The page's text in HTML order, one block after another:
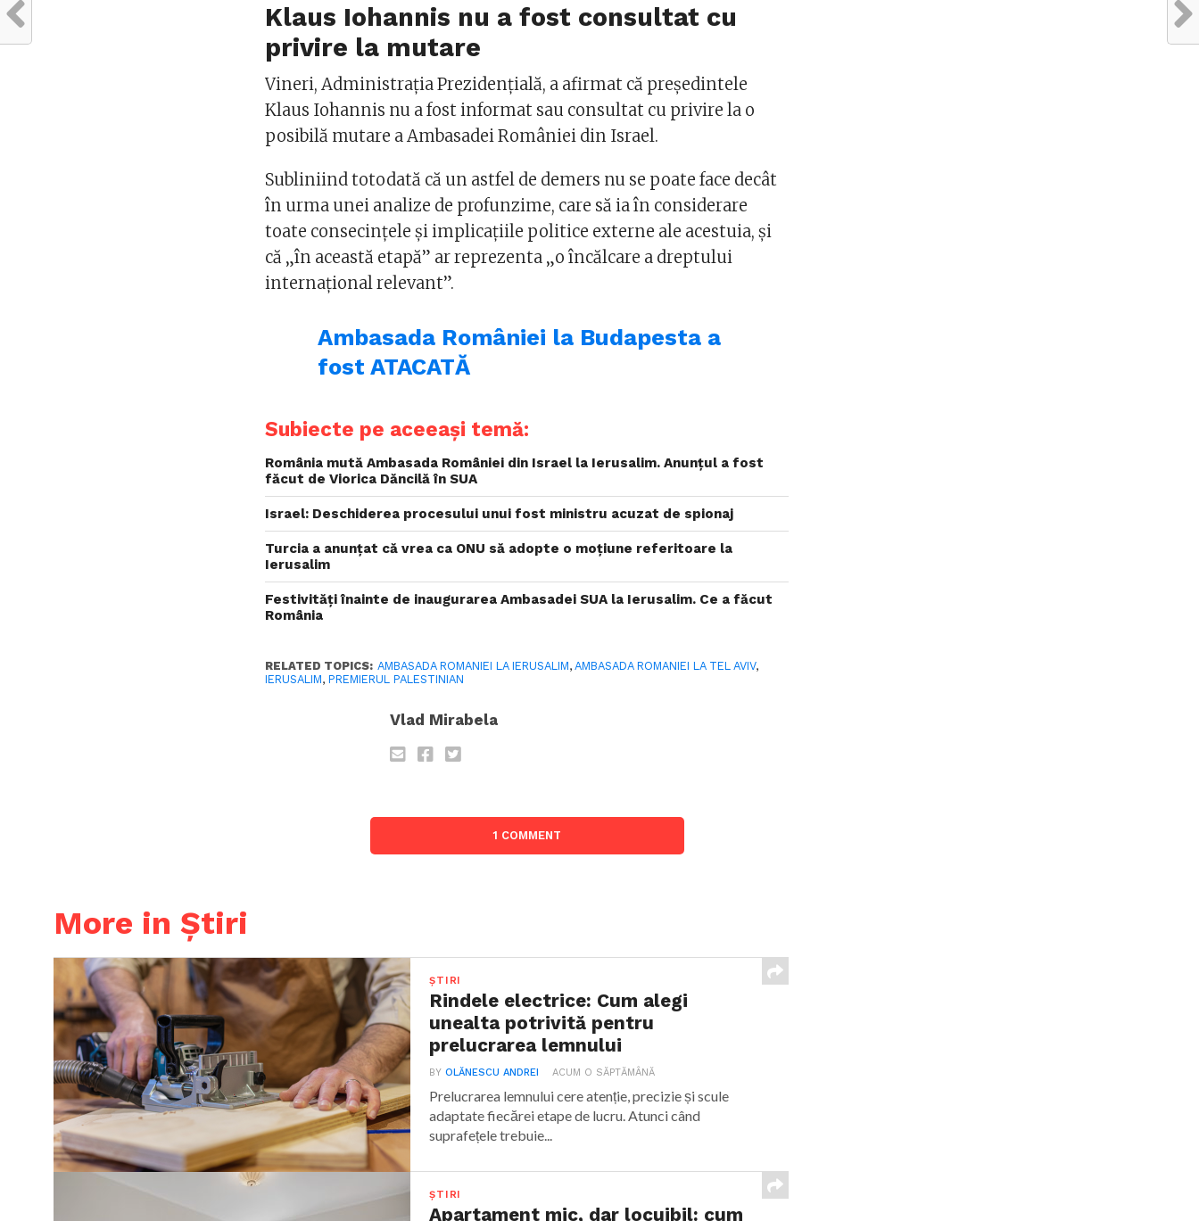
Klaus Iohannis nu a fost consultat cu
privire la mutare
Vineri, Administraţia Prezidenţială, a afirmat că preşedintele
Klaus Iohannis nu a fost informat sau consultat cu privire la o
posibilă mutare a Ambasadei României din Israel.
Subliniind totodată că un astfel de demers nu se poate face decât
în urma unei analize de profunzime, care să ia în considerare
toate consecinţele şi implicaţiile politice externe ale acestuia, şi
că „în această etapă” ar reprezenta „o încălcare a dreptului
internaţional relevant”.
Ambasada României la Budapesta a
fost ATACATĂ
Subiecte pe aceeași temă:
România mută Ambasada României din Israel la Ierusalim. Anunțul a fost
făcut de Viorica Dăncilă în SUA
Israel: Deschiderea procesului unui fost ministru acuzat de spionaj
Turcia a anunțat că vrea ca ONU să adopte o moțiune referitoare la
Ierusalim
Festivități înainte de inaugurarea Ambasadei SUA la Ierusalim. Ce a făcut
România
RELATED TOPICS: AMBASADA ROMANIEI LA IERUSALIM,AMBASADA ROMANIEI LA TEL AVIV,
IERUSALIM,PREMIERUL PALESTINIAN
Vlad Mirabela
1 COMMENT
More in Știri
ȘTIRI
Rindele electrice: Cum alegi
unealta potrivită pentru
prelucrarea lemnului
BYOLĂNESCU ANDREI ACUM O SĂPTĂMÂNĂ
Prelucrarea lemnului cere atenție, precizie și scule
adaptate fiecărei etape de lucru. Atunci când
suprafețele trebuie...
ȘTIRI
Apartament mic, dar locuibil: cum